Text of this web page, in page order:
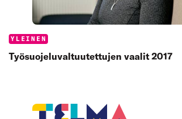
Categories:
YLEINEN
Työsuojeluvaltuutettujen vaalit 2017